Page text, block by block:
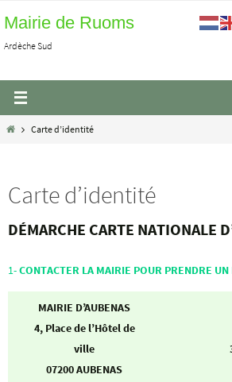
vers
le
Mairie de Ruoms
Ardèche Sud
HomeCarte d’identité
Carte d’identité
DÉMARCHE CARTE NATIONALE
1-CONTACTER LA MAIRIE POUR PRENDRE
MAIRIE D’AUBENAS
4, Place de l’Hôtel de
ville
07200 AUBENAS